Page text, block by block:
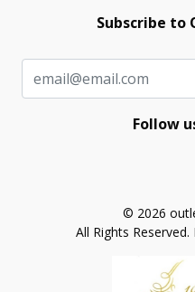
Subscribe to
Follow
© 2026
All Rights Reserved.